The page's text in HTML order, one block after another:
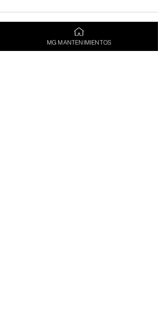
MG MANTENIMIENTOS